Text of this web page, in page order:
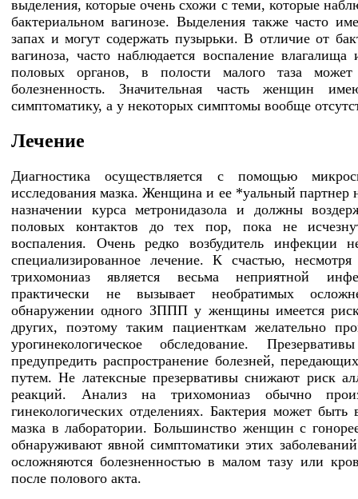
выделения, которые очень схожи с теми, которые
бактериальном вагинозе. Выделения также часто
запах и могут содержать пузырьки. В отличие от
вагиноза, часто наблюдается воспаление
половых органов, в полости малого таза может
болезненность. Значительная часть женщин
симптоматику, а у некоторых симптомы вообще
Лечение
Диагностика осуществляется с помощью
исследования мазка. Женщина и ее *уальный партнер
назначении курса метронидазола и должны
половых контактов до тех пор, пока не
воспаления. Очень редко возбудитель инфекции
специализированное лечение. К счастью,
трихомониаз является весьма неприятной
практически не вызывает необратимых
обнаружении одного ЗППП у женщины имеется
других, поэтому таким пациенткам желательно
урогинекологическое обследование.
предупредить распространение болезней,
путем. Не латексные презервативы снижают риск
реакций. Анализ на трихомониаз обычно
гинекологических отделениях. Бактерия может быть
мазка в лаборатории. Большинство женщин с
обнаруживают явной симптоматики этих
осложняются болезненностью в малом тазу или
после полового акта.